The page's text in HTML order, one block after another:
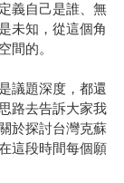
義自己是誰、無
未知，從這個角
間的。
議題深度，都還
路去告訴大家我
於探討台灣克蘇
這段時間每個願